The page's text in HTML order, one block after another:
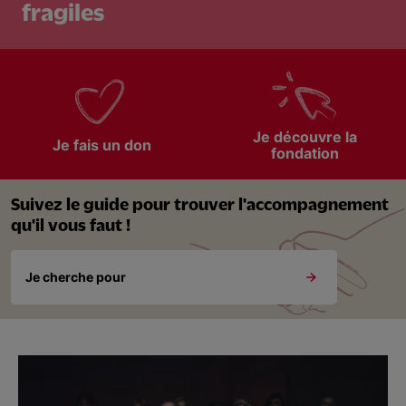
Nous soutenir
Vous accompagner
fragiles
Je fais un don
Je découvre la
fondation
Suivez le guide pour trouver l'accompagnement
qu'il vous faut !
Je cherche pour